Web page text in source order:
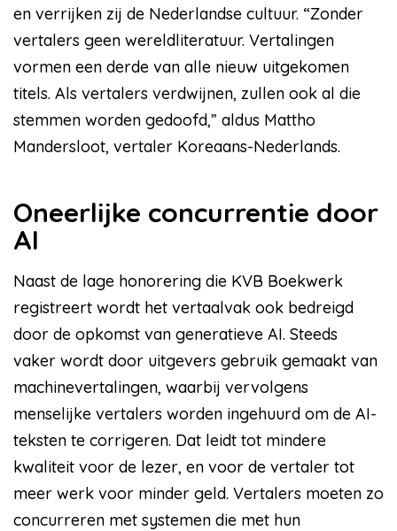
en verrijken zij de Nederlandse cultuur. “Zonder
vertalers geen wereldliteratuur. Vertalingen
vormen een derde van alle nieuw uitgekomen
titels. Als vertalers verdwijnen, zullen ook al die
stemmen worden gedoofd,” aldus Mattho
Mandersloot, vertaler Koreaans-Nederlands.
Oneerlijke concurrentie door
AI
Naast de lage honorering die KVB Boekwerk
registreert wordt het vertaalvak ook bedreigd
door de opkomst van generatieve AI. Steeds
vaker wordt door uitgevers gebruik gemaakt van
machinevertalingen, waarbij vervolgens
menselijke vertalers worden ingehuurd om de AI-
teksten te corrigeren. Dat leidt tot mindere
kwaliteit voor de lezer, en voor de vertaler tot
meer werk voor minder geld. Vertalers moeten zo
concurreren met systemen die met hun